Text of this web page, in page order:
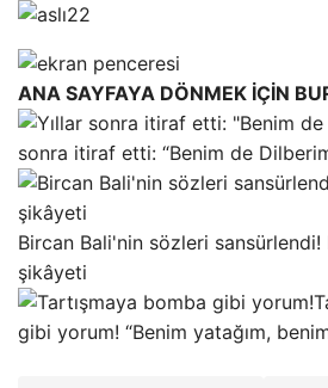
ANA SAYFAYA DÖNMEK İÇİN
sonra itiraf etti: “Benim de
Bircan Bali'nin sözleri
şikâyeti
gibi yorum! “Benim yatağım,